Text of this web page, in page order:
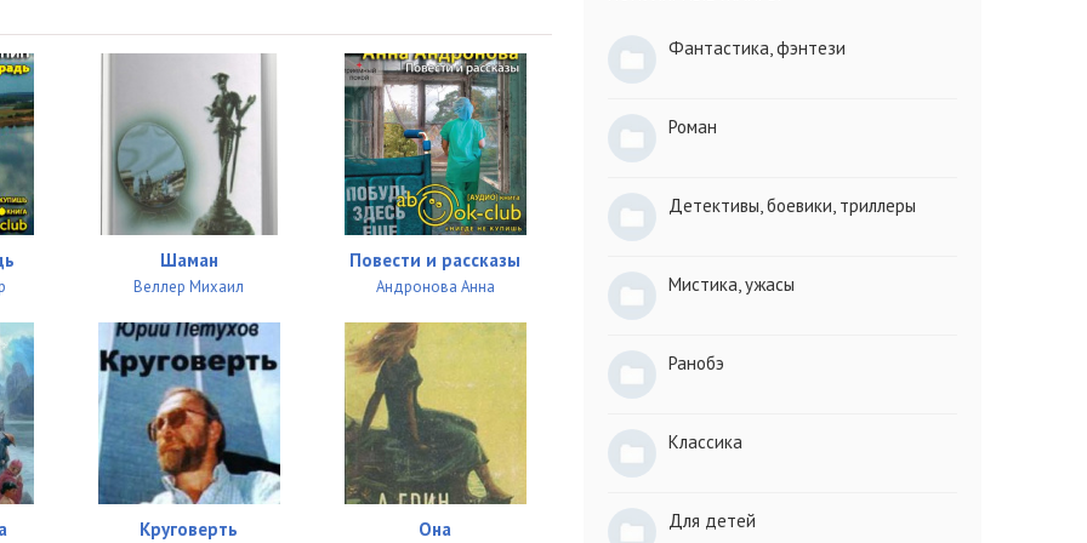
04:18
04:12
04:43
06:22
06:04
05:29
Шаман
Веллер Михаил
Повести и рассказы
Андронова Анна
Круговерть Она
Фантастика, фэнтези
Роман
Детективы, боевики, триллеры
Мистика, ужасы
Ранобэ
Классика
Для детей